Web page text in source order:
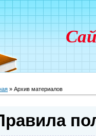
» Архив материалов